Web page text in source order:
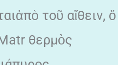
τοῦ αἴθειν, ὅ
θερμὸς